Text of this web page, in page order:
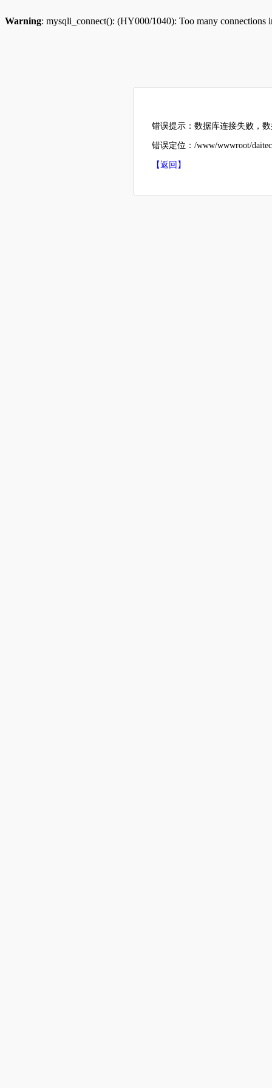
Warning: mysqli_connect(): (HY000/1040): Too many connections
错误提示：数据库连接失败，
错误定位：/www/wwwroot/
【返回】